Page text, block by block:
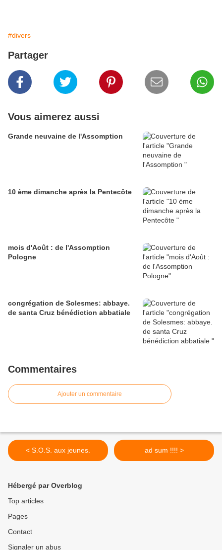
#divers
Partager
Vous aimerez aussi
Grande neuvaine de l'Assomption
10 ème dimanche après la Pentecôte
mois d'Août : de l'Assomption
Pologne
congrégation de Solesmes: abbaye.
de santa Cruz bénédiction abbatiale
Commentaires
Ajouter un commentaire
< S.O.S. aux jeunes. ad sum !!!! >
Hébergé par Overblog
Top articles
Pages
Contact
Signaler un abus